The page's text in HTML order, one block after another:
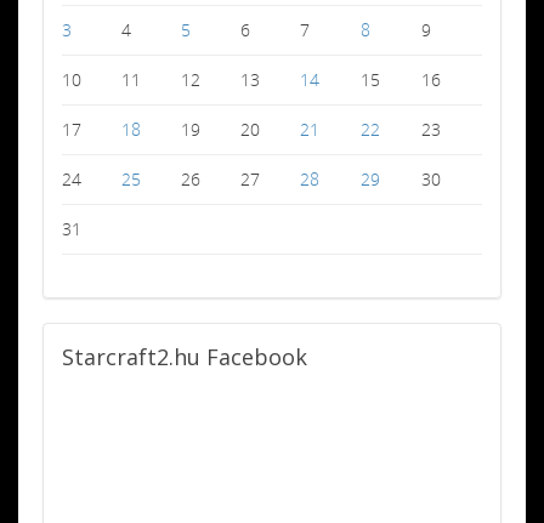
3 4 5 6 7 8 9
10 11 12 13 14 15 16
17 18 19 20 21 22 23
24 25 26 27 28 29 30
31
Starcraft2.hu Facebook